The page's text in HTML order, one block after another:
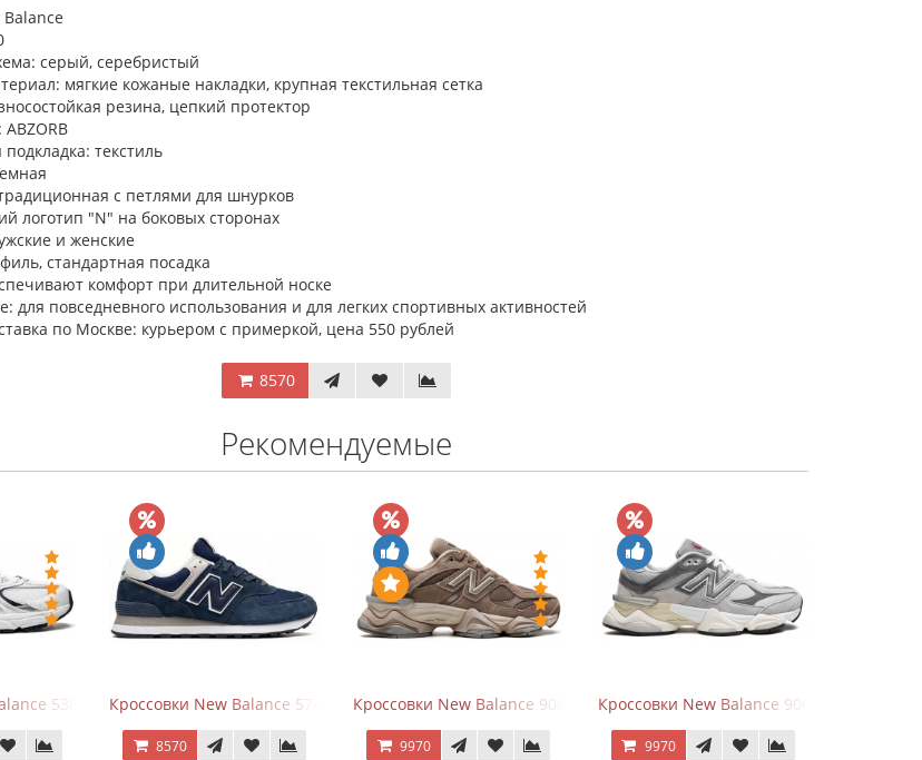
серый, серебристый
мягкие кожаные накладки, крупная текстильная сетка
резина, цепкий протектор
текстиль
с петлями для шнурков
логотип "N" на боковых сторонах
и женские
стандартная посадка
комфорт при длительной носке
для повседневного использования и для легких спортивных активностей
по Москве: курьером с примеркой, цена 550 рублей
8570
Рекомендуемые
530 White Silver Navy
Кроссовки New Balance 574 Navy Blue White
8570
Кроссовки New Balance 9060 Mushroom
9970
Кроссовки New Balance 9060 Rain Cloud
9970